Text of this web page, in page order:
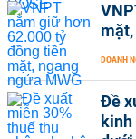
DOANH
Đề